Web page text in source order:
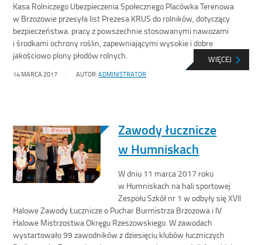
Kasa Rolniczego Ubezpieczenia Społecznego Placówka Terenowa
w Brzozowie przesyła list Prezesa KRUS do rolników, dotyczący
bezpieczeństwa. pracy z powszechnie stosowanymi nawozami
i środkami ochrony roślin, zapewniającymi wysokie i dobre
jakościowo plony płodów rolnych.
WIĘCEJ
14 MARCA 2017 AUTOR:ADMINISTRATOR
Zawody łucznicze
w Humniskach
W dniu 11 marca 2017 roku
w Humniskach na hali sportowej
Zespołu Szkół nr 1 w odbyły się XVII
Halowe Zawody Łucznicze o Puchar Burmistrza Brzozowa i IV
Halowe Mistrzostwa Okręgu Rzeszowskiego. W zawodach
wystartowało 99 zawodników z dziesięciu klubów łuczniczych